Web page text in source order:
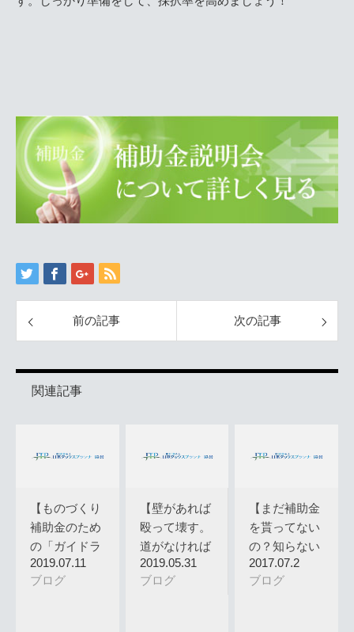
前の記事 次の記事
関連記事
【ものづくり
補助金のため
の「ガイドラ
イン」 事…
2019.07.11
ブログ
【壁があれば
殴って壊す。
道がなければ
自分で作る…
2019.05.31
ブログ
【まだ補助金
を貰ってない
の？知らない
人は損をす…
2017.07.2
ブログ